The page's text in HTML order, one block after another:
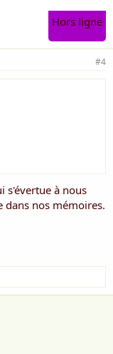
Hors ligne
#4
s'évertue à nous
dans nos mémoires.